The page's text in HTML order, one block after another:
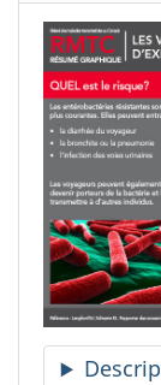
R
é
s
u
m
é
g
r
a
p